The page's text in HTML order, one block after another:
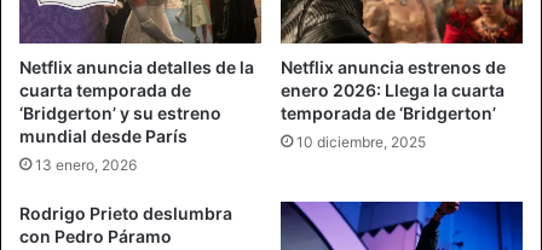
Netflix anuncia detalles de la
cuarta temporada de
‘Bridgerton’ y su estreno
mundial desde París
13 enero, 2026
Netflix anuncia estrenos de
enero 2026: Llega la cuarta
temporada de ‘Bridgerton’
10 diciembre, 2025
Rodrigo Prieto deslumbra
con Pedro Páramo